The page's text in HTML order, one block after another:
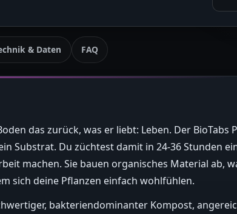
& Daten FAQ
das zurück, was er liebt: Leben. Der BioTabs
Substrat. Du züchtest damit in 24-36 Stunden
machen. Sie bauen organisches Material ab,
sich deine Pflanzen einfach wohlfühlen.
bakteriendominanter Kompost,